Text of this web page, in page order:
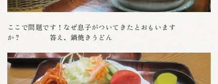
ここで問題です！なぜ息子がついてきたとおもいます
か？ 答え、鍋焼きうどん